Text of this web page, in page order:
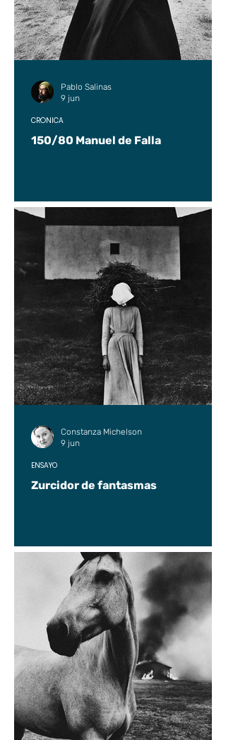
150/80 Manuel de Falla
CRÓNICA
Pablo Salinas
9 jun
Zurcidor de fantasmas
ENSAYO
Constanza Michelson
9 jun